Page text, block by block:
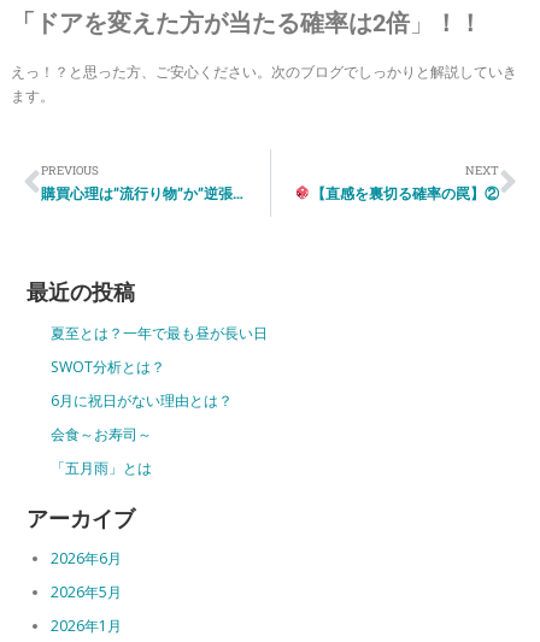
「ドアを変えた方が当たる確率は2倍」 ！！
えっ！？と思った方、ご安心ください。次のブログでしっかりと解説していき
ます。
PREVIOUS
購買心理は”流行り物”か”逆張り”か
NEXT
【直感を裏切る確率の罠】②
最近の投稿
夏至とは？一年で最も昼が長い日
SWOT分析とは？
6月に祝日がない理由とは？
会食～お寿司～
「五月雨」とは
アーカイブ
2026年6月
2026年5月
2026年1月